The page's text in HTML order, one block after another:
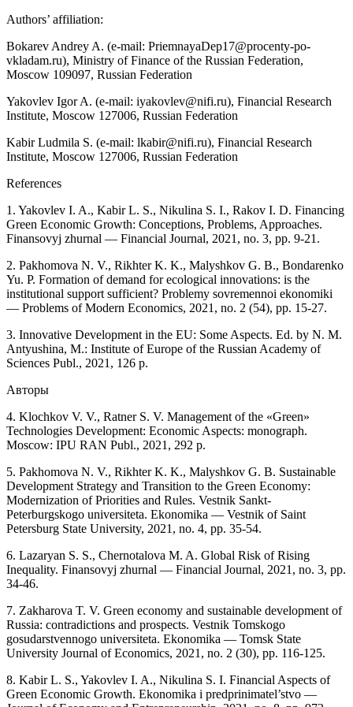
Authors’ affiliation:
Bokarev Andrey A. (e-mail: PriemnayaDep17@procenty-po-
vkladam.ru), Ministry of Finance of the Russian Federation,
Moscow 109097, Russian Federation
Yakovlev Igor A. (e-mail: iyakovlev@nifi.ru), Financial Research
Institute, Moscow 127006, Russian Federation
Kabir Ludmila S. (e-mail: lkabir@nifi.ru), Financial Research
Institute, Moscow 127006, Russian Federation
References
1. Yakovlev I. A., Kabir L. S., Nikulina S. I., Rakov I. D. Financing
Green Economic Growth: Conceptions, Problems, Approaches.
Finansovyj zhurnal — Financial Journal, 2021, no. 3, pp. 9-21.
2. Pakhomova N. V., Rikhter K. K., Malyshkov G. B., Bondarenko
Yu. P. Formation of demand for ecological innovations: is the
institutional support sufficient? Problemy sovremennoi ekonomiki
— Problems of Modern Economics, 2021, no. 2 (54), pp. 15-27.
3. Innovative Development in the EU: Some Aspects. Ed. by N. M.
Antyushina, M.: Institute of Europe of the Russian Academy of
Sciences Publ., 2021, 126 p.
Авторы
4. Klochkov V. V., Ratner S. V. Management of the «Green»
Technologies Development: Economic Aspects: monograph.
Moscow: IPU RAN Publ., 2021, 292 p.
5. Pakhomova N. V., Rikhter K. K., Malyshkov G. B. Sustainable
Development Strategy and Transition to the Green Economy:
Modernization of Priorities and Rules. Vestnik Sankt-
Peterburgskogo universiteta. Ekonomika — Vestnik of Saint
Petersburg State University, 2021, no. 4, pp. 35-54.
6. Lazaryan S. S., Chernotalova M. A. Global Risk of Rising
Inequality. Finansovyj zhurnal — Financial Journal, 2021, no. 3, pp.
34-46.
7. Zakharova T. V. Green economy and sustainable development of
Russia: contradictions and prospects. Vestnik Tomskogo
gosudarstvennogo universiteta. Ekonomika — Tomsk State
University Journal of Economics, 2021, no. 2 (30), pp. 116-125.
8. Kabir L. S., Yakovlev I. A., Nikulina S. I. Financial Aspects of
Green Economic Growth. Ekonomika i predprinimatel’stvo —